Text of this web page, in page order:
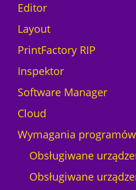
Editor
Layout
PrintFactory RIP
Inspektor
Software Manager
Cloud
Wymagania programów
Obsługiwane
Obsługiwane